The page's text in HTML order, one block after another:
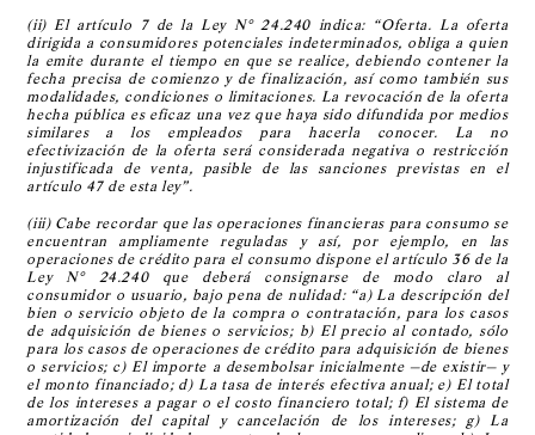
(ii) El artículo 7 de la Ley N° 24.240 indica: “Oferta. La oferta
dirigida a consumidores potenciales indeterminados, obliga a quien
la emite durante el tiempo en que se realice, debiendo contener la
fecha precisa de comienzo y de finalización, así como también sus
modalidades, condiciones o limitaciones. La revocación de la oferta
hecha pública es eficaz una vez que haya sido difundida por medios
similares a los empleados para hacerla conocer. La no
efectivización de la oferta será considerada negativa o restricción
injustificada de venta, pasible de las sanciones previstas en el
artículo 47 de esta ley”.
(iii) Cabe recordar que las operaciones financieras para consumo se
encuentran ampliamente reguladas y así, por ejemplo, en las
operaciones de crédito para el consumo dispone el artículo 36 de la
Ley N° 24.240 que deberá consignarse de modo claro al
consumidor o usuario, bajo pena de nulidad: “a) La descripción del
bien o servicio objeto de la compra o contratación, para los casos
de adquisición de bienes o servicios; b) El precio al contado, sólo
para los casos de operaciones de crédito para adquisición de bienes
o servicios; c) El importe a desembolsar inicialmente —de existir— y
el monto financiado; d) La tasa de interés efectiva anual; e) El total
de los intereses a pagar o el costo financiero total; f) El sistema de
amortización del capital y cancelación de los intereses; g) La